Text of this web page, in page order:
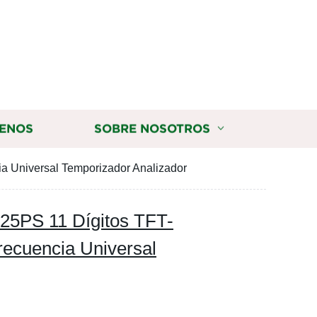
SOBRE NOSOTROS
Universal Temporizador Analizador
11 Dígitos TFT-
Universal